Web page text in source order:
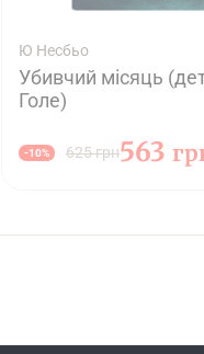
Ю Несбьо
Убивчий місяць
Голе)
625 грн
-10% 563